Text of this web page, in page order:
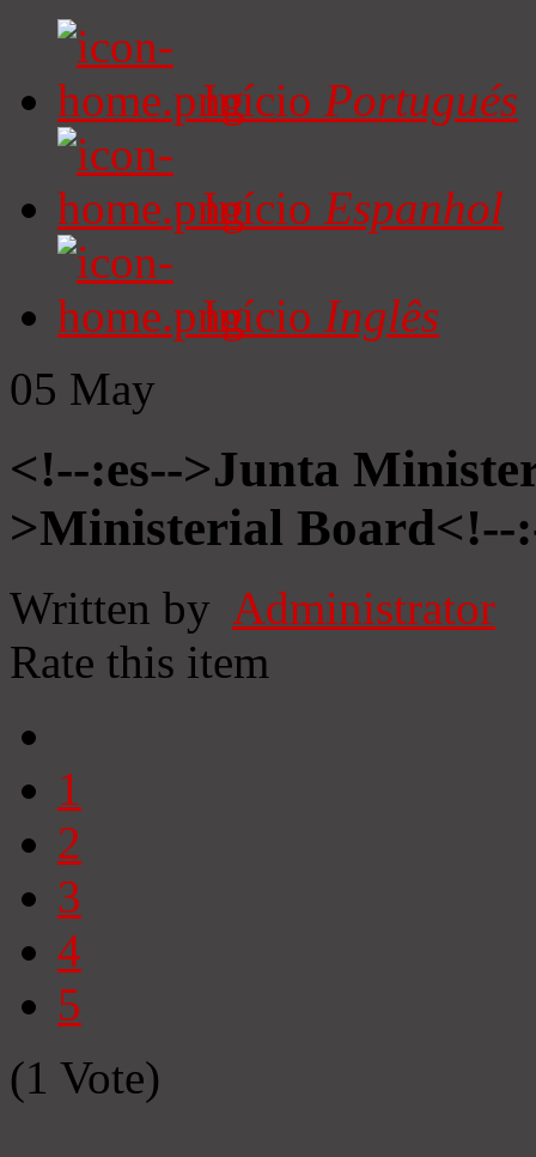
Início Portugués
Início Espanhol
Início Inglês
05 May
<!--:es-->Junta
>Ministerial Board<!--
Written by Administrator
Rate this item
1
2
3
4
5
(1 Vote)